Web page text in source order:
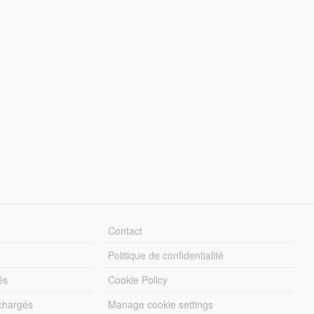
Contact
Politique de confidentialité
Cookie Policy
Manage cookie settings